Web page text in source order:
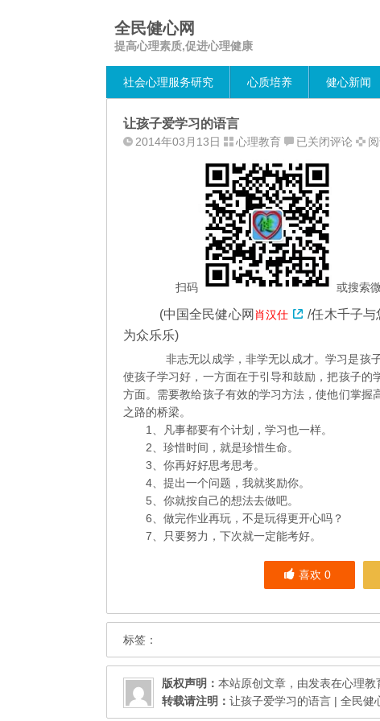
全民健心网
提高心理素质,促进心理健康
社会心理服务研究 心质培养 健心新闻
让孩子爱学习的语言
2014年03月13日 心理教育
让
子
爱
学
习
的
语
言
已关闭评论
扫码 或搜索
(中国全民健心网 肖汉仕
/任木千子
为众乐乐)
非志无以成学，非学无以成才。学习是孩
使孩子学习好，一方面在于引导和鼓励，把孩子
方面。需要教给孩子有效的学习方法，使他们掌
之路的桥梁。
1、凡事都要有个计划，学习也一样。
2、珍惜时间，就是珍惜生命。
3、你再好好思考思考。
4、提出一个问题，我就奖励你。
5、你就按自己的想法去做吧。
6、做完作业再玩，不是玩得更开心吗？
7、只要努力，下次就一定能考好。
喜欢0
标签：
版权声明： 本站原创文章，由发表在心理教
转载请注明： 让孩子爱学习的语言 | 全民健